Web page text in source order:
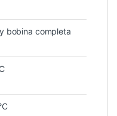
bobina completa